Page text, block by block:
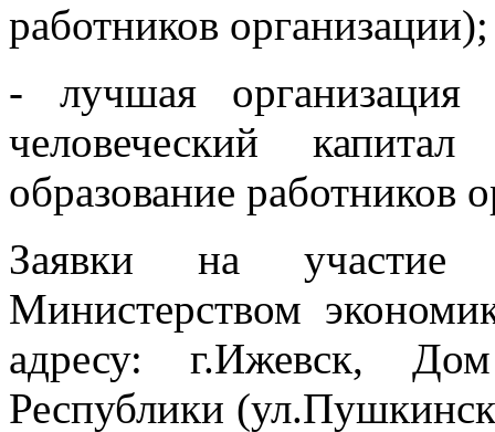
работников организации);
- лучшая
человеческий
образование работников
Заявки на участие
Министерством
адресу: г.Ижевск, Дом
Республики